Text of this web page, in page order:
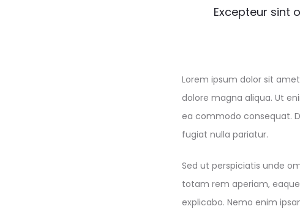
Excepteur sint
Lorem ipsum dolor sit
dolore magna aliqua. Ut
ea commodo consequat.
fugiat nulla pariatur.
Sed ut perspiciatis unde
totam rem aperiam,
explicabo. Nemo enim